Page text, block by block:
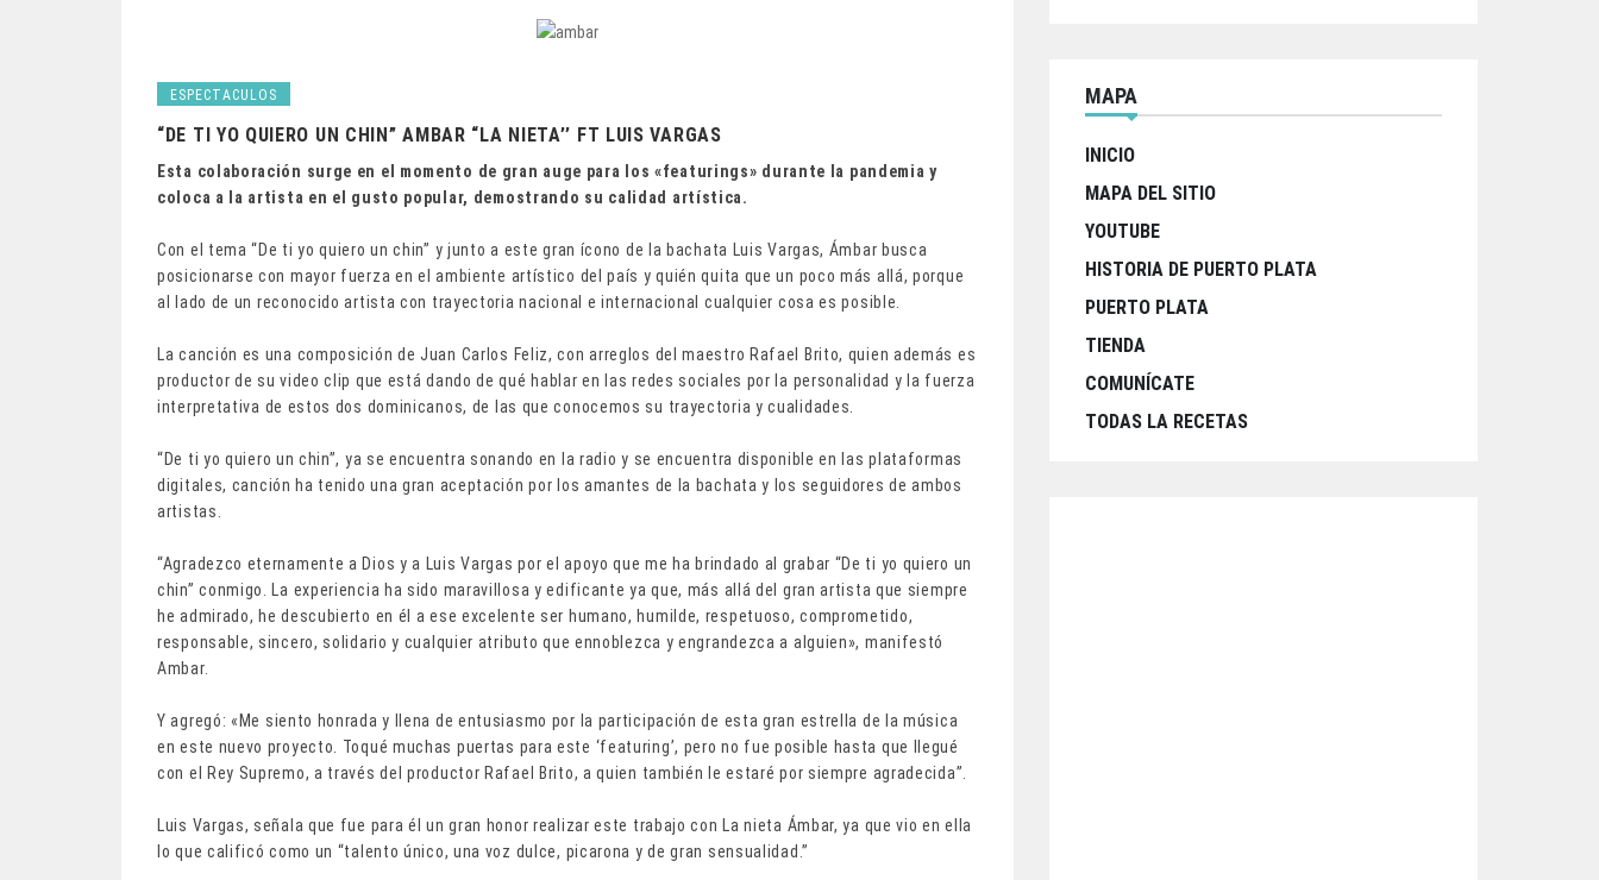
ESPECTACULOS
“DE TI YO QUIERO UN CHIN” AMBAR “LA NIETA’’ FT LUIS VARGAS
Esta colaboración surge en el momento de gran auge para los «featurings» durante la pandemia y
coloca a la artista en el gusto popular, demostrando su calidad artística.
Con el tema “De ti yo quiero un chin” y junto a este gran ícono de la bachata Luis Vargas, Ámbar busca
posicionarse con mayor fuerza en el ambiente artístico del país y quién quita que un poco más allá, porque
al lado de un reconocido artista con trayectoria nacional e internacional cualquier cosa es posible.
La canción es una composición de Juan Carlos Feliz, con arreglos del maestro Rafael Brito, quien además es
productor de su video clip que está dando de qué hablar en las redes sociales por la personalidad y la fuerza
interpretativa de estos dos dominicanos, de las que conocemos su trayectoria y cualidades.
“De ti yo quiero un chin”, ya se encuentra sonando en la radio y se encuentra disponible en las plataformas
digitales, canción ha tenido una gran aceptación por los amantes de la bachata y los seguidores de ambos
artistas.
“Agradezco eternamente a Dios y a Luis Vargas por el apoyo que me ha brindado al grabar “De ti yo quiero un
chin” conmigo. La experiencia ha sido maravillosa y edificante ya que, más allá del gran artista que siempre
he admirado, he descubierto en él a ese excelente ser humano, humilde, respetuoso, comprometido,
responsable, sincero, solidario y cualquier atributo que ennoblezca y engrandezca a alguien», manifestó
Ambar.
Y agregó: «Me siento honrada y llena de entusiasmo por la participación de esta gran estrella de la música
en este nuevo proyecto. Toqué muchas puertas para este ‘featuring’, pero no fue posible hasta que llegué
con el Rey Supremo, a través del productor Rafael Brito, a quien también le estaré por siempre agradecida”.
Luis Vargas, señala que fue para él un gran honor realizar este trabajo con La nieta Ámbar, ya que vio en ella
lo que calificó como un “talento único, una voz dulce, picarona y de gran sensualidad.”
MAPA
INICIO
MAPA DEL SITIO
YOUTUBE
HISTORIA DE PUERTO PLATA
PUERTO PLATA
TIENDA
COMUNÍCATE
TODAS LA RECETAS